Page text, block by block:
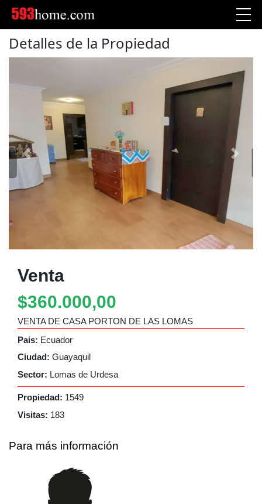
Detalles de la Propiedad
Venta
$360.000,00
VENTA DE CASA PORTON DE LAS LOMAS
Pais: Ecuador
Ciudad: Guayaquil
Sector: Lomas de Urdesa
Propiedad: 1549
Visitas: 183
Para más información